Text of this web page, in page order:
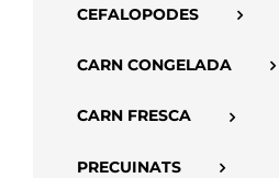
CATÀLEGS
CEFALOPODES
CARN CONGELADA
CARN FRESCA
PRECUINATS